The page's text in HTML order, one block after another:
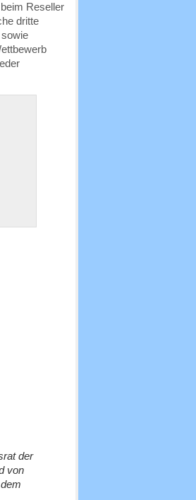
Reseller
dritte
der
von